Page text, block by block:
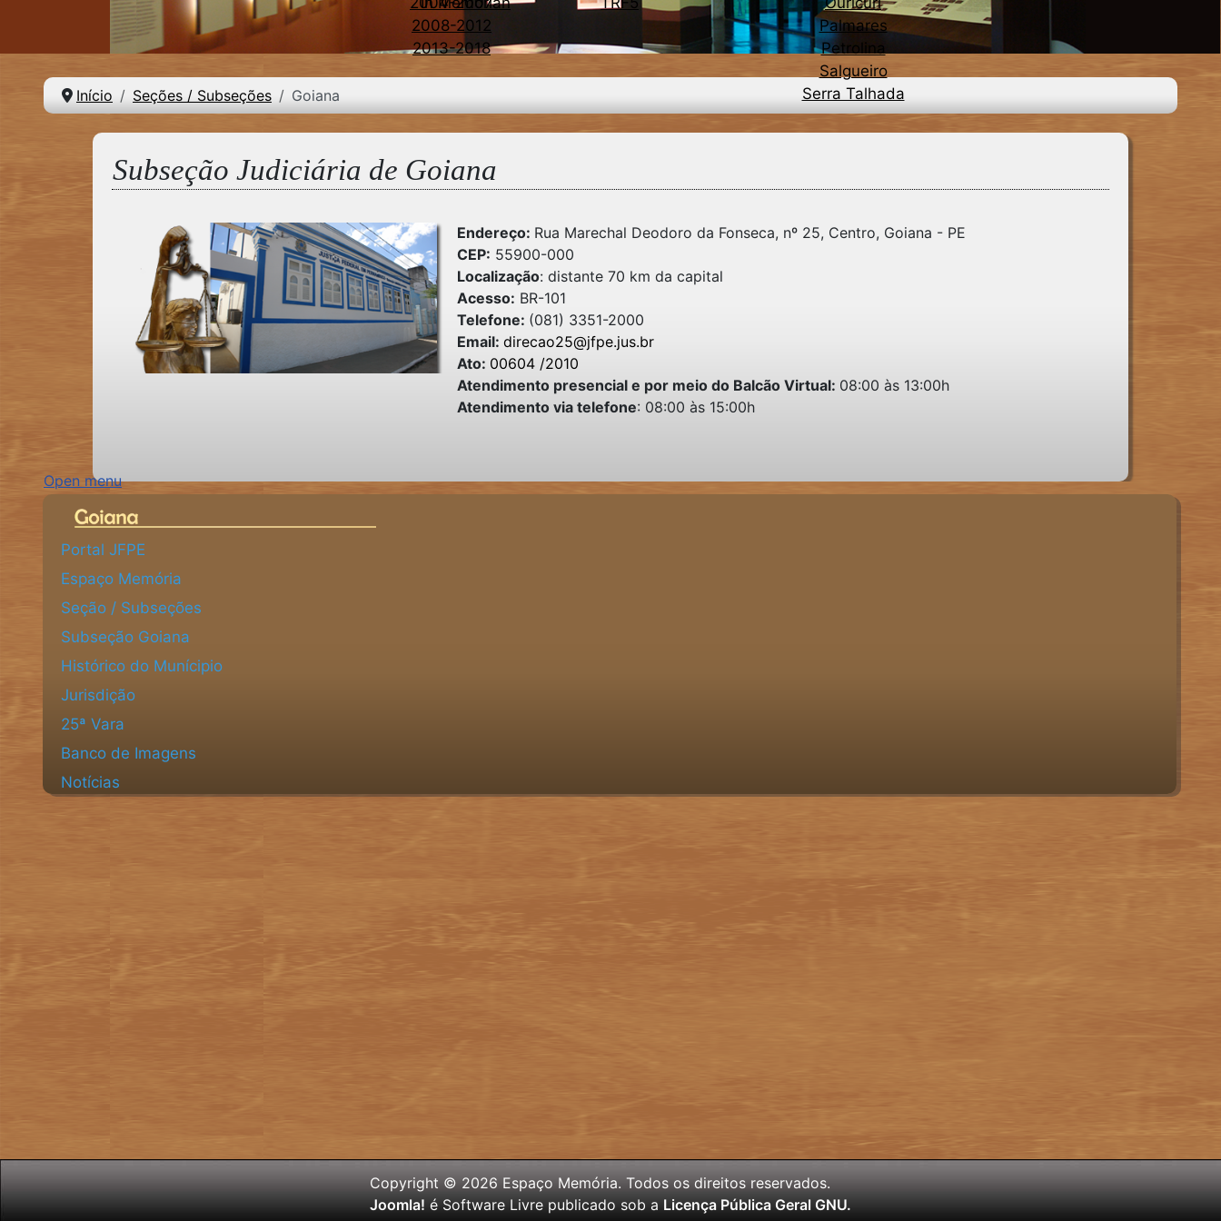
2008-2012
2013-2018
Palmares
Petrolina
Salgueiro
Serra Talhada
Open menu
Portal JFPE
Espaço Memória
Seção / Subseções
Subseção Goiana
Histórico do Munícipio
Jurisdição
25ª Vara
Banco de Imagens
Notícias
Início Seções / Subseções Goiana
Subseção Judiciária de Goiana
Endereço: Rua Marechal Deodoro da Fonseca, nº 25, Centro, Goiana - PE
CEP: 55900-000
Localização: distante 70 km da capital
Acesso: BR-101
Telefone: (081) 3351-2000
Email: direcao25@jfpe.jus.br
Ato: 00604 /2010
Atendimento presencial e por meio do Balcão Virtual: 08:00 às 13:00h
Atendimento via telefone: 08:00 às 15:00h
Copyright © 2026 Espaço Memória. Todos os direitos reservados.
Joomla! é Software Livre publicado sob a Licença Pública Geral GNU.